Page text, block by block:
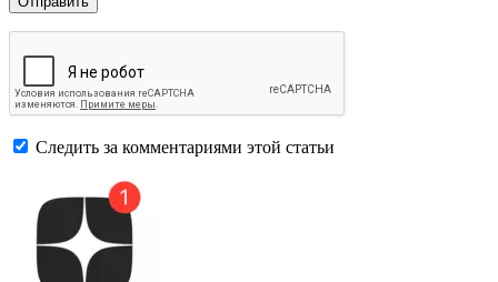
Следить за комментариями этой статьи